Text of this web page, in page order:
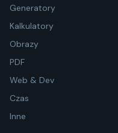
Generatory
Kalkulatory
Obrazy
PDF
Web & Dev
Czas
Inne